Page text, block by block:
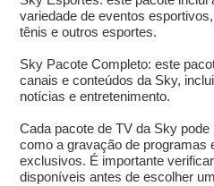
variedade de eventos
tênis e outros esportes.
Sky Pacote Completo: este
canais e conteúdos da Sky,
notícias e entretenimento.
Cada pacote de TV da Sky
como a gravação de programas
exclusivos. É importante
disponíveis antes de escolher